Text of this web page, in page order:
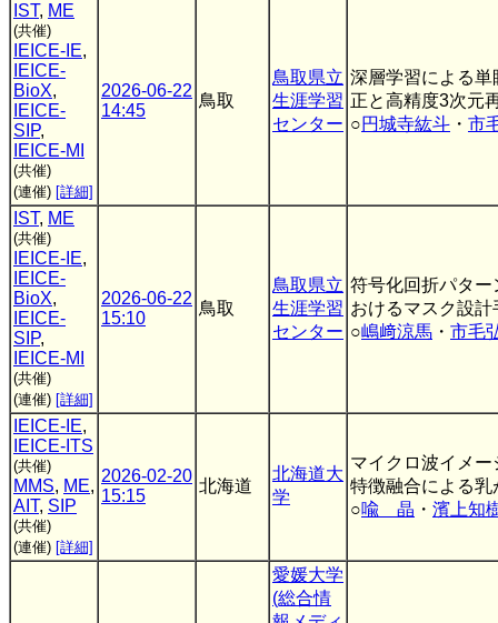
IST, ME
(共催)
IEICE-IE,
IEICE-
BioX,
IEICE-
SIP,
IEICE-MI
(共催)
(連催) [詳細]
2026-06-22
14:45
鳥取
鳥取県立
生涯学習
センター
深層学習による
正と高精度3次元
○円城寺紘斗 ・ 市
IST, ME
(共催)
IEICE-IE,
IEICE-
BioX,
IEICE-
SIP,
IEICE-MI
(共催)
(連催) [詳細]
2026-06-22
15:10
鳥取
鳥取県立
生涯学習
センター
符号化回折パタ
おけるマスク設計
○嶋﨑涼馬 ・ 市毛
IEICE-IE,
IEICE-ITS
(共催)
MMS, ME,
AIT, SIP
(共催)
(連催) [詳細]
2026-02-20
15:15
北海道
北海道大
学
マイクロ波イメ
特徴融合による
○喩 晶 ・ 濱上知
愛媛大学
(総合情